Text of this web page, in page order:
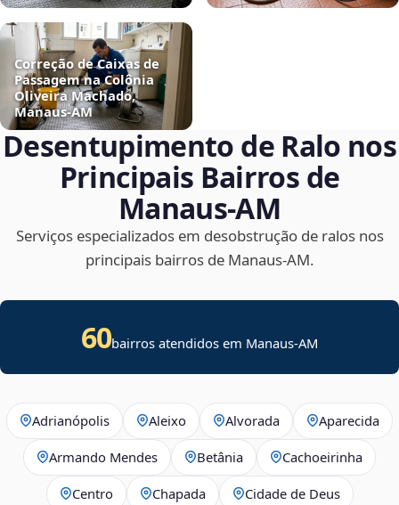
Correção de Caixas de
Passagem na Colônia
Oliveira Machado,
Manaus‑AM
Desentupimento de Ralo nos
Principais Bairros de
Manaus‑AM
Serviços especializados em desobstrução de ralos nos
principais bairros de Manaus‑AM.
60bairros atendidos em Manaus-AM
Adrianópolis Aleixo Alvorada Aparecida
Armando Mendes Betânia Cachoeirinha
Centro Chapada Cidade de Deus